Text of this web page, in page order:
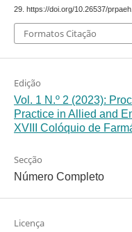
29. https://doi.org/10.26537/
Formatos Citação
Edição
Vol. 1 N.º 2 (2023):
Practice in Allied and
XVIII Colóquio de
Secção
Número Completo
Licença